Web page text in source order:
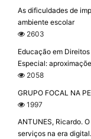
As dificuldades de
ambiente escolar
2603
Educação em
Especial:
2058
GRUPO FOCAL NA
1997
ANTUNES, Ricardo.
serviços na era